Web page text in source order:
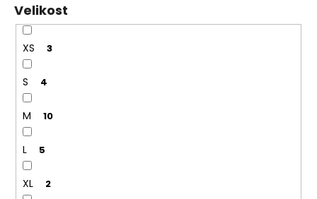
Velikost
XS 3
S 4
M 10
L 5
XL 2